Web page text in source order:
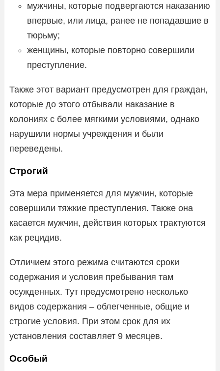
мужчины, которые подвергаются наказанию
впервые, или лица, ранее не попадавшие в
тюрьму;
женщины, которые повторно совершили
преступление.
Также этот вариант предусмотрен для граждан,
которые до этого отбывали наказание в
колониях с более мягкими условиями, однако
нарушили нормы учреждения и были
переведены.
Строгий
Эта мера применяется для мужчин, которые
совершили тяжкие преступления. Также она
касается мужчин, действия которых трактуются
как рецидив.
Отличием этого режима считаются сроки
содержания и условия пребывания там
осужденных. Тут предусмотрено несколько
видов содержания – облегченные, общие и
строгие условия. При этом срок для их
установления составляет 9 месяцев.
Особый